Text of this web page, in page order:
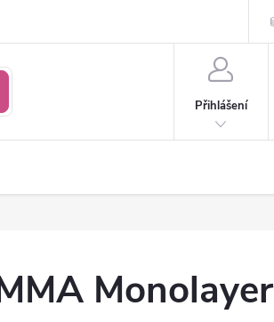
Přihlášení
Monolayer